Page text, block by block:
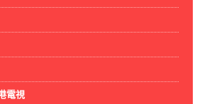
電視